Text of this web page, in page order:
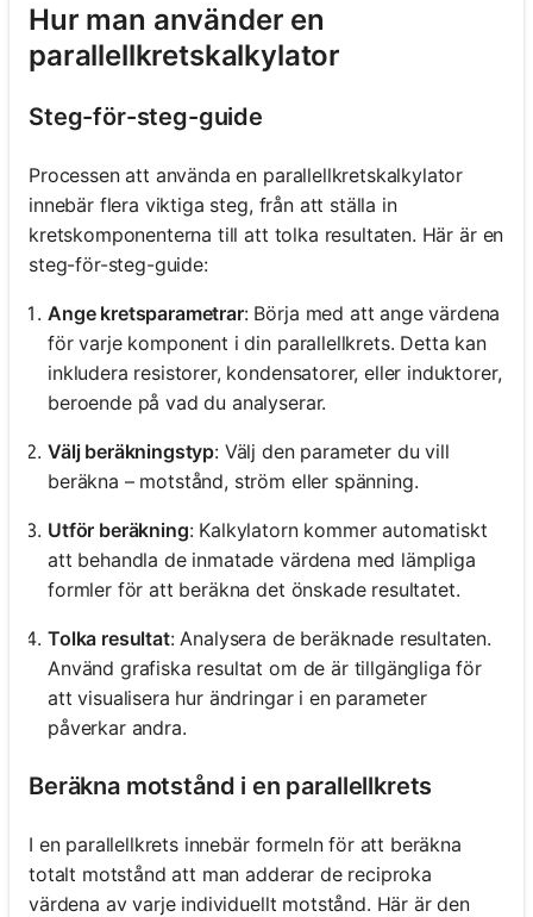
Hur man använder en
parallellkretskalkylator
Steg-för-steg-guide
Processen att använda en parallellkretskalkylator
innebär flera viktiga steg, från att ställa in
kretskomponenterna till att tolka resultaten. Här är en
steg-för-steg-guide:
Ange kretsparametrar: Börja med att ange värdena
för varje komponent i din parallellkrets. Detta kan
inkludera resistorer, kondensatorer, eller induktorer,
beroende på vad du analyserar.
Välj beräkningstyp: Välj den parameter du vill
beräkna – motstånd, ström eller spänning.
Utför beräkning: Kalkylatorn kommer automatiskt
att behandla de inmatade värdena med lämpliga
formler för att beräkna det önskade resultatet.
Tolka resultat: Analysera de beräknade resultaten.
Använd grafiska resultat om de är tillgängliga för
att visualisera hur ändringar i en parameter
påverkar andra.
Beräkna motstånd i en parallellkrets
I en parallellkrets innebär formeln för att beräkna
totalt motstånd att man adderar de reciproka
värdena av varje individuellt motstånd. Här är den